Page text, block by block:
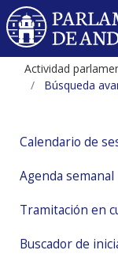
Actividad
Búsqueda
Calendario de
Agenda semanal
Tramitación en
Buscador de